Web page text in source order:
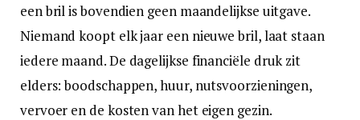
een bril is bovendien geen maandelijkse uitgave.
Niemand koopt elk jaar een nieuwe bril, laat staan
iedere maand. De dagelijkse financiële druk zit
elders: boodschappen, huur, nutsvoorzieningen,
vervoer en de kosten van het eigen gezin.